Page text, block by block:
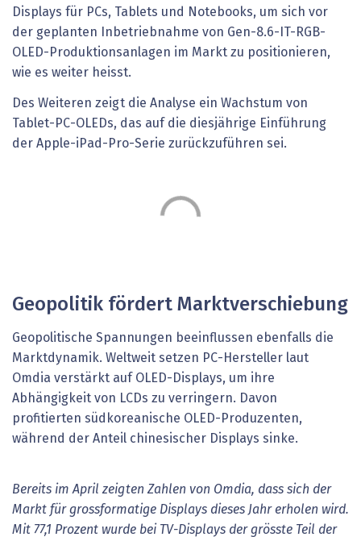
Displays für PCs, Tablets und Notebooks, um sich vor
der geplanten Inbetriebnahme von Gen-8.6-IT-RGB-
OLED-Produktionsanlagen im Markt zu positionieren,
wie es weiter heisst.
Des Weiteren zeigt die Analyse ein Wachstum von
Tablet-PC-OLEDs, das auf die diesjährige Einführung
der Apple-iPad-Pro-Serie zurückzuführen sei.
Geopolitik fördert Marktverschiebung
Geopolitische Spannungen beeinflussen ebenfalls die
Marktdynamik. Weltweit setzen PC-Hersteller laut
Omdia verstärkt auf OLED-Displays, um ihre
Abhängigkeit von LCDs zu verringern. Davon
profitierten südkoreanische OLED-Produzenten,
während der Anteil chinesischer Displays sinke.
Bereits im April zeigten Zahlen von Omdia, dass sich der
Markt für grossformatige Displays dieses Jahr erholen wird.
Mit 77,1 Prozent wurde bei TV-Displays der grösste Teil der